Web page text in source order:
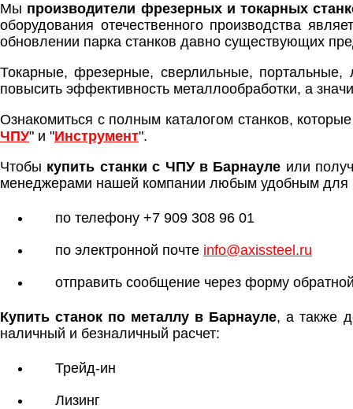
Мы производители фрезерных и токарных
оборудования отечественного производства
обновлении парка станков давно существующих
Токарные, фрезерные, сверлильные,
повысить эффективность металлообработки, а
Ознакомиться с полным каталогом станков,
ЧПУ" и "Инструмент".
Чтобы купить станки с ЧПУ в Барнауле или
менеджерами нашей компании любым удобным для
по телефону +7 909 308 96 01
по электронной почте info@axissteel.ru
отправить сообщение через форму
Купить станок по металлу в Барнауле, а также
наличный и безналичный расчет:
Трейд-ин
Лизинг